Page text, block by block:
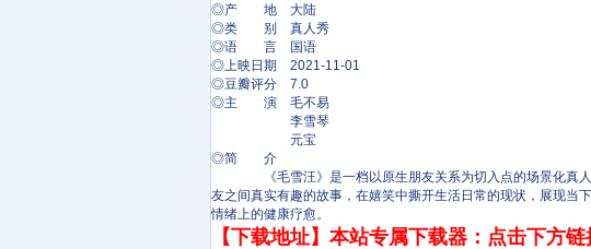
◎产 地 大陆
◎类 别 真人秀
◎语 言 国语
◎上映日期 2021-11-01
◎豆瓣评分 7.0
◎主 演 毛不易
李雪琴
元宝
◎简 介
《毛雪汪》是一档以原生朋友关系为切入点的场景化真人秀
友之间真实有趣的故事，在嬉笑中撕开生活日常的现状，展现当
情绪上的健康疗愈。
【下载地址】本站专属下载器：点击下方